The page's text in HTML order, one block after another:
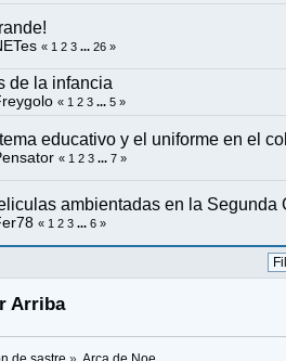
« 1 2 3 ...26 »
de la infancia
« 1 2 3 ...5 »
educativo y el uniforme en el
« 1 2 3 ...7 »
ambientadas en la Segunda
« 1 2 3 ...6 »
Arriba